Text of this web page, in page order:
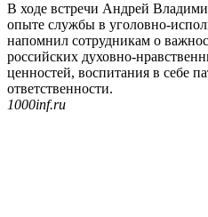
В ходе встречи Андрей
опыте службы в уголовно-
напомнил сотрудникам о
российских духовно-
ценностей, воспитания в себе
ответственности.
1000inf.ru